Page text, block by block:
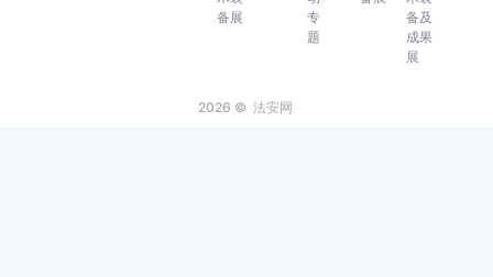
2026 © 法安网
备展
专
题
备及
成果
展